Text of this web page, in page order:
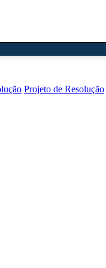
Projeto de Resolução